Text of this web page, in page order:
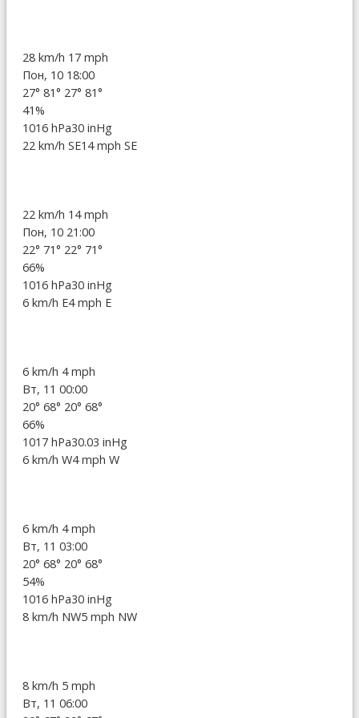
28 km/h 17 mph
Пон, 10 18:00
27° 81° 27° 81°
41%
1016 hPa30 inHg
22 km/h SE14 mph SE
22 km/h 14 mph
Пон, 10 21:00
22° 71° 22° 71°
66%
1016 hPa30 inHg
6 km/h E4 mph E
6 km/h 4 mph
Вт, 11 00:00
20° 68° 20° 68°
66%
1017 hPa30.03 inHg
6 km/h W4 mph W
6 km/h 4 mph
Вт, 11 03:00
20° 68° 20° 68°
54%
1016 hPa30 inHg
8 km/h NW5 mph NW
8 km/h 5 mph
Вт, 11 06:00